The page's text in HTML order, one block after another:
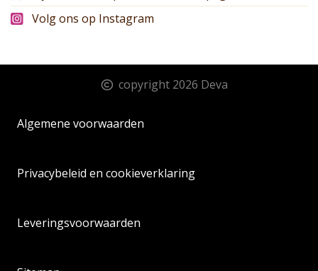
Volg ons op Instagram
copyright 2026 Deva
Algemene voorwaarden
Privacybeleid en cookieverklaring
Leveringsvoorwaarden